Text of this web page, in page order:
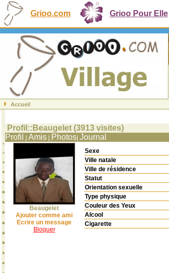
Grioo.com Grioo Pour Elle
Accueil
Profil::Beaugelet (3913 visites)
Profil
Amis Photos Journal
Beaugelet
Ajouter comme ami
Ecrire un message
Bloquer
Sexe
Ville natale
Ville de résidence
Statut
Orientation sexuelle
Type physique
Couleur des Yeux
Alcool
Cigarette